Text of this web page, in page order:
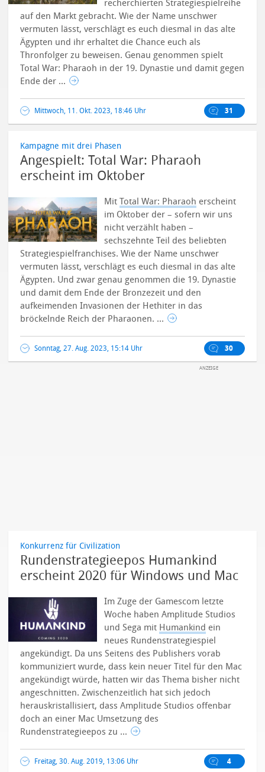
recherchierten Strategiespielreihe
auf den Markt gebracht. Wie der Name unschwer
vermuten lässt, verschlägt es euch diesmal in das alte
Ägypten und ihr erhaltet die Chance euch als
Thronfolger zu beweisen. Genau genommen spielt
Total War: Pharaoh in der 19. Dynastie und damit gegen
Ende der ...
Mittwoch, 11. Okt. 2023, 18:46 Uhr 31
Kampagne mit drei Phasen
Angespielt: Total War: Pharaoh
erscheint im Oktober
MitTotal War: Pharaoh erscheint
im Oktober der – sofern wir uns
nicht verzählt haben –
sechszehnte Teil des beliebten
Strategiespielfranchises. Wie der Name unschwer
vermuten lässt, verschlägt es euch diesmal in das alte
Ägypten. Und zwar genau genommen die 19. Dynastie
und damit dem Ende der Bronzezeit und den
aufkeimenden Invasionen der Hethiter in das
bröckelnde Reich der Pharaonen. ...
Sonntag, 27. Aug. 2023, 15:14 Uhr 30
Konkurrenz für Civilization
Rundenstrategieepos Humankind
erscheint 2020 für Windows und Mac
Im Zuge der Gamescom letzte
Woche haben Amplitude Studios
und Sega mit Humankind ein
neues Rundenstrategiespiel
angekündigt. Da uns Seitens des Publishers vorab
kommuniziert wurde, dass kein neuer Titel für den Mac
angekündigt würde, hatten wir das Thema bisher nicht
angeschnitten. Zwischenzeitlich hat sich jedoch
herauskristallisiert, dass Amplitude Studios offenbar
doch an einer Mac Umsetzung des
Rundenstrategieepos zu ...
Freitag, 30. Aug. 2019, 13:06 Uhr 4